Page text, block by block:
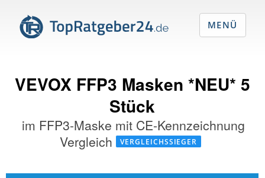
VEVOX FFP3 Masken *NEU* 5
Stück
im FFP3-Maske mit CE-Kennzeichnung
Vergleich
VERGLEICHSSIEGER
MENÜ